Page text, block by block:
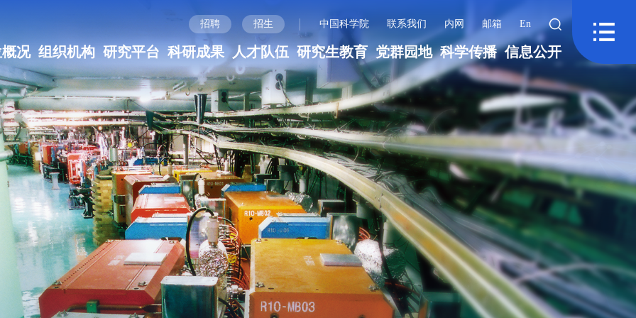
招聘 招生 | 中国科学院 联系我们 内网 邮箱 En
况 组织机构 研究平台 科研成果 人才队伍 研究生教育 党群园地 科学传播 信息公开